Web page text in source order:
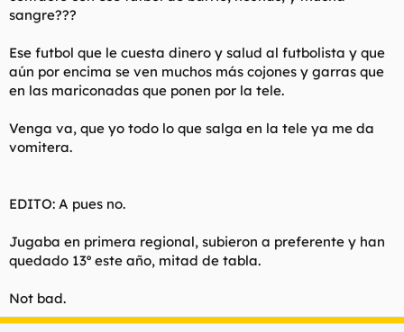
sangre???
Ese futbol que le cuesta dinero y salud al futbolista y que
aún por encima se ven muchos más cojones y garras que
en las mariconadas que ponen por la tele.
Venga va, que yo todo lo que salga en la tele ya me da
vomitera.
EDITO: A pues no.
Jugaba en primera regional, subieron a preferente y han
quedado 13º este año, mitad de tabla.
Not bad.